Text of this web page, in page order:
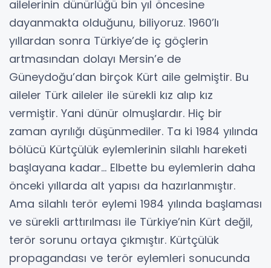
ailelerinin dünürlüğü bin yıl öncesine
dayanmakta olduğunu, biliyoruz. 1960’lı
yıllardan sonra Türkiye’de iç göçlerin
artmasından dolayı Mersin’e de
Güneydoğu’dan birçok Kürt aile gelmiştir. Bu
aileler Türk aileler ile sürekli kız alıp kız
vermiştir. Yani dünür olmuşlardır. Hiç bir
zaman ayrılığı düşünmediler. Ta ki 1984 yılında
bölücü Kürtçülük eylemlerinin silahlı hareketi
başlayana kadar… Elbette bu eylemlerin daha
önceki yıllarda alt yapısı da hazırlanmıştır.
Ama silahlı terör eylemi 1984 yılında başlaması
ve sürekli arttırılması ile Türkiye’nin Kürt değil,
terör sorunu ortaya çıkmıştır. Kürtçülük
propagandası ve terör eylemleri sonucunda